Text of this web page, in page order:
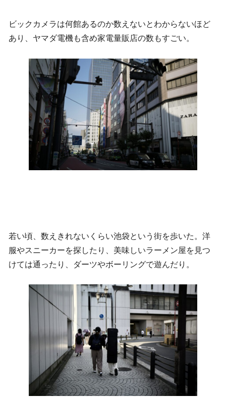
ビックカメラは何館あるのか数えないとわからないほど
あり、ヤマダ電機も含め家電量販店の数もすごい。
若い頃、数えきれないくらい池袋という街を歩いた。洋
服やスニーカーを探したり、美味しいラーメン屋を見つ
けては通ったり、ダーツやボーリングで遊んだり。